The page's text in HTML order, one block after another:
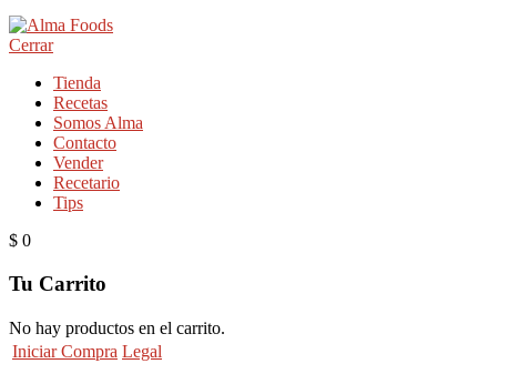
Cerrar
Tienda
Recetas
Somos Alma
Contacto
Vender
Recetario
Tips
$ 0
Tu Carrito
No hay productos en el carrito.
Iniciar Compra Legal